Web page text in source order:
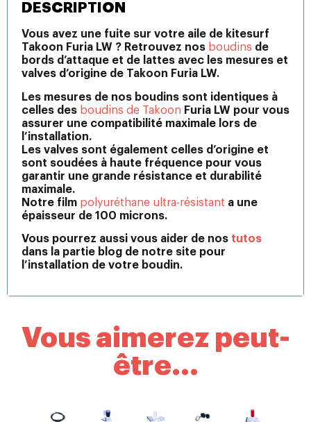
DESCRIPTION
Vous avez une fuite sur votre aile de kitesurf
Takoon Furia LW ? Retrouvez nos boudins de
bords d’attaque et de lattes avec les mesures et
valves d’origine de Takoon Furia LW.
Les mesures de nos boudins sont identiques à
celles des boudins de Takoon Furia LW pour vous
assurer une compatibilité maximale lors de
l’installation.
Les valves sont également celles d’origine et
sont soudées à haute fréquence pour vous
garantir une grande résistance et durabilité
maximale.
Notre film polyuréthane ultra-résistant a une
épaisseur de 100 microns.
Vous pourrez aussi vous aider de nos tutos
dans la partie blog de notre site pour
l’installation de votre boudin.
Vous aimerez peut-
être...